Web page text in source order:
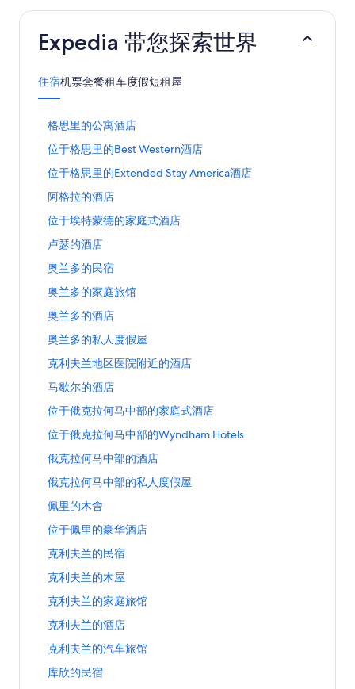
Expedia 带您探索世界
住宿机票套餐租车度假短租屋
格思里的公寓酒店
打
格
思
里
的
寓
酒
店
页
的
链
接
位于格思里的Best Western酒店
打
位
于
格
思
的
B
e
s
W
e
s
t
r
n
酒
店
面
的
链
接
位于格思里的Extended Stay America酒店
打
位
于
格
思
的
E
x
t
n
d
e
d
t
a
y
A
e
r
i
c
酒
店
页
面
链
接
阿格拉的酒店
打
阿
格
拉
的
店
页
面
的
接
位于埃特蒙德的家庭式酒店
打
位
于
埃
特
德
的
家
庭
酒
店
页
面
链
接
卢瑟的酒店
打
卢
瑟
的
酒
页
面
的
链
奥兰多的民宿
打
奥
兰
多
的
宿
页
面
的
接
奥兰多的家庭旅馆
打
奥
兰
多
的
庭
旅
馆
页
的
链
接
奥兰多的酒店
打
奥
兰
多
的
店
页
面
的
接
奥兰多的私人度假屋
打
奥
兰
多
的
人
度
假
屋
面
的
链
接
克利夫兰地区医院附近的酒店
打
克
利
夫
兰
区
医
院
附
的
酒
店
页
的
链
接
马歇尔的酒店
打
马
歇
尔
的
店
页
面
的
接
位于俄克拉何马中部的家庭式酒店
打
位
于
俄
克
何
马
中
部
家
庭
式
酒
页
面
的
位于俄克拉何马中部的Wyndham Hotels
打
位
于
俄
克
何
马
中
部
W
y
n
d
a
俄克拉何马中部的酒店
打
俄
克
拉
何
中
部
的
酒
页
面
的
链
俄克拉何马中部的私人度假屋
打
俄
克
拉
何
中
部
的
私
度
假
屋
佩里的木舍
打
佩
里
的
木
页
面
的
链
位于佩里的豪华酒店
打
位
于
佩
里
豪
华
酒
店
克利夫兰的民宿
打
克
利
夫
兰
民
宿
页
克利夫兰的木屋
打
克
利
夫
兰
木
克利夫兰的家庭旅馆
打
克
利
夫
兰
克利夫兰的酒店
打
克
利
夫
克利夫兰的汽车旅馆
打
克
库欣的民宿
打